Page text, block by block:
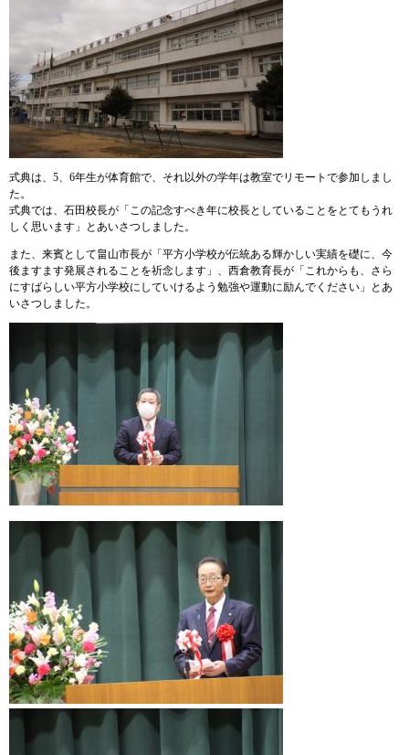
式典は、5、6年生が体育館で、それ以外の学年は教室でリモートで参加しまし
た。
式典では、石田校長が「この記念すべき年に校長としていることをとてもうれ
しく思います」とあいさつしました。
また、来賓として畠山市長が「平方小学校が伝統ある輝かしい実績を礎に、今
後ますます発展されることを祈念します」、西倉教育長が「これからも、さら
にすばらしい平方小学校にしていけるよう勉強や運動に励んでください」とあ
いさつしました。